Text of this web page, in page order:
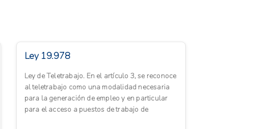
Ley 19.978
Ley de Teletrabajo. En el artículo 3, se reconoce
al teletrabajo como una modalidad necesaria
para la generación de empleo y en particular
para el acceso a puestos de trabajo de